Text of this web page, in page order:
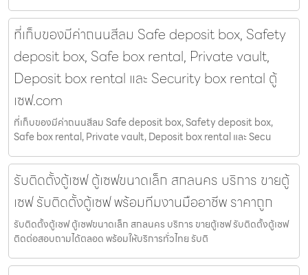
ที่เก็บของมีค่าถนนสีลม Safe deposit box, Safety
deposit box, Safe box rental, Private vault,
Deposit box rental และ Security box rental ตู้
เซฟ.com
ที่เก็บของมีค่าถนนสีลม Safe deposit box, Safety deposit box,
Safe box rental, Private vault, Deposit box rental และ Secu
รับติดตั้งตู้เซฟ ตู้เซฟขนาดเล็ก สกลนคร บริการ ขายตู้
เซฟ รับติดตั้งตู้เซฟ พร้อมทีมงานมืออาชีพ ราคาถูก
รับติดตั้งตู้เซฟ ตู้เซฟขนาดเล็ก สกลนคร บริการ ขายตู้เซฟ รับติดตั้งตู้เซฟ
ติดต่อสอบถามได้ตลอด พร้อมให้บริการทั่วไทย รับติ